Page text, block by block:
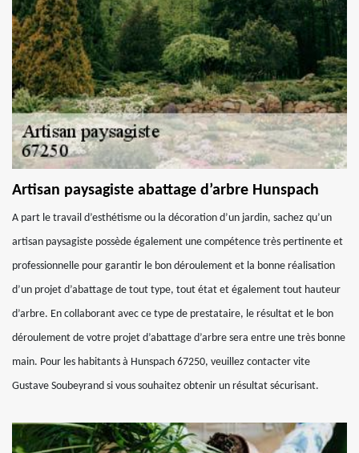
Artisan paysagiste abattage d’arbre Hunspach
A part le travail d’esthétisme ou la décoration d’un jardin, sachez qu’un
artisan paysagiste possède également une compétence très pertinente et
professionnelle pour garantir le bon déroulement et la bonne réalisation
d’un projet d’abattage de tout type, tout état et également tout hauteur
d’arbre. En collaborant avec ce type de prestataire, le résultat et le bon
déroulement de votre projet d’abattage d’arbre sera entre une très bonne
main. Pour les habitants à Hunspach 67250, veuillez contacter vite
Gustave Soubeyrand si vous souhaitez obtenir un résultat sécurisant.